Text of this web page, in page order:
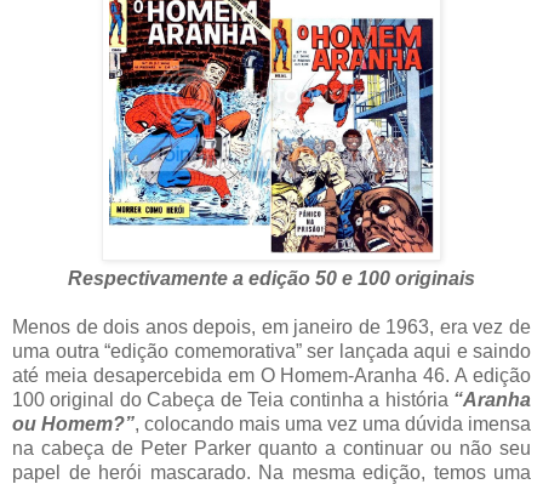
Respectivamente a edição 50 e 100 originais
Menos de dois anos depois, em janeiro de 1963, era vez de
uma outra “edição comemorativa” ser lançada aqui e saindo
até meia desapercebida em O Homem-Aranha 46. A edição
100 original do Cabeça de Teia continha a história “Aranha
ou Homem?”, colocando mais uma vez uma dúvida imensa
na cabeça de Peter Parker quanto a continuar ou não seu
papel de herói mascarado. Na mesma edição, temos uma